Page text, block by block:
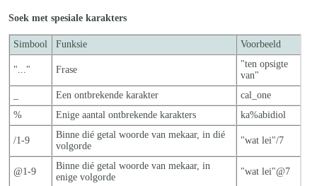
Soek met spesiale karakters
Simbool Funksie Voorbeeld
"..." Frase
"ten opsigte
van"
Een ontbrekende karakter
cal_one
%
Enige aantal ontbrekende karakters ka%abidiol
/1-9
Binne dié getal woorde van mekaar, in dié
volgorde
"wat lei"/7
@1-9
Binne dié getal woorde van mekaar, in
enige volgorde
"wat lei"@7